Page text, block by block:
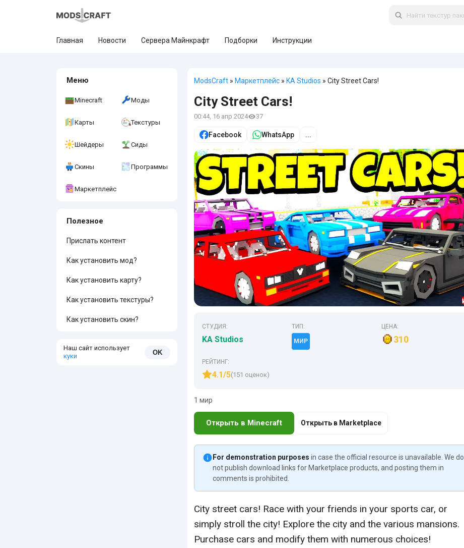
Главная Новости Сервера Майнкрафт Подборки Инструкции
Меню
Minecraft Моды
Карты Текстуры
Шейдеры Сиды
Скины Программы
Маркетплейс
Полезное
Прислать контент
Как установить мод?
Как установить карту?
Как установить текстуры?
Как установить скин?
Наш сайт использует
куки
OK
ModsCraft » Маркетплейс » KA Studios » City Street Cars!
City Street Cars!
00:44, 16 апр 2024 37
Facebook WhatsApp ...
СТУДИЯ:
KA Studios
ТИП:
МИР
ЦЕНА:
310
РЕЙТИНГ:
4.1/5(151 оценок)
1 мир
Открыть в Minecraft Открыть в Marketplace
For demonstration purposes in case the official resource is unavailable. We do
not publish download links for Marketplace products, and posting them in
comments is prohibited.
City street cars! Race with your friends in your sports car, or
simply stroll the city! Explore the city and the various mansions.
Purchase cars and modify them with numerous choices!